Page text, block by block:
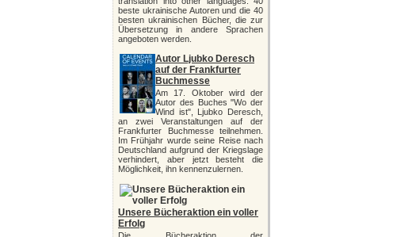
beste ukrainische Autoren und die 40
besten ukrainischen Bücher, die zur
Übersetzung in andere Sprachen
angeboten werden.
Autor Ljubko Deresch
auf der Frankfurter
Buchmesse
Am 17. Oktober wird der
Autor des Buches "Wo der
Wind ist", Ljubko Deresch,
an zwei Veranstaltungen auf der
Frankfurter Buchmesse teilnehmen.
Im Frühjahr wurde seine Reise nach
Deutschland aufgrund der Kriegslage
verhindert, aber jetzt besteht die
Möglichkeit, ihn kennenzulernen.
Unsere Bücheraktion ein voller
Erfolg